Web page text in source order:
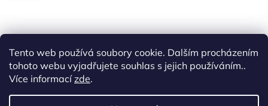
Tento web používá soubory cookie. Dalším procházením
tohoto webu vyjadřujete souhlas s jejich používáním..
Více informacízde.
Vytvořil Shoptet